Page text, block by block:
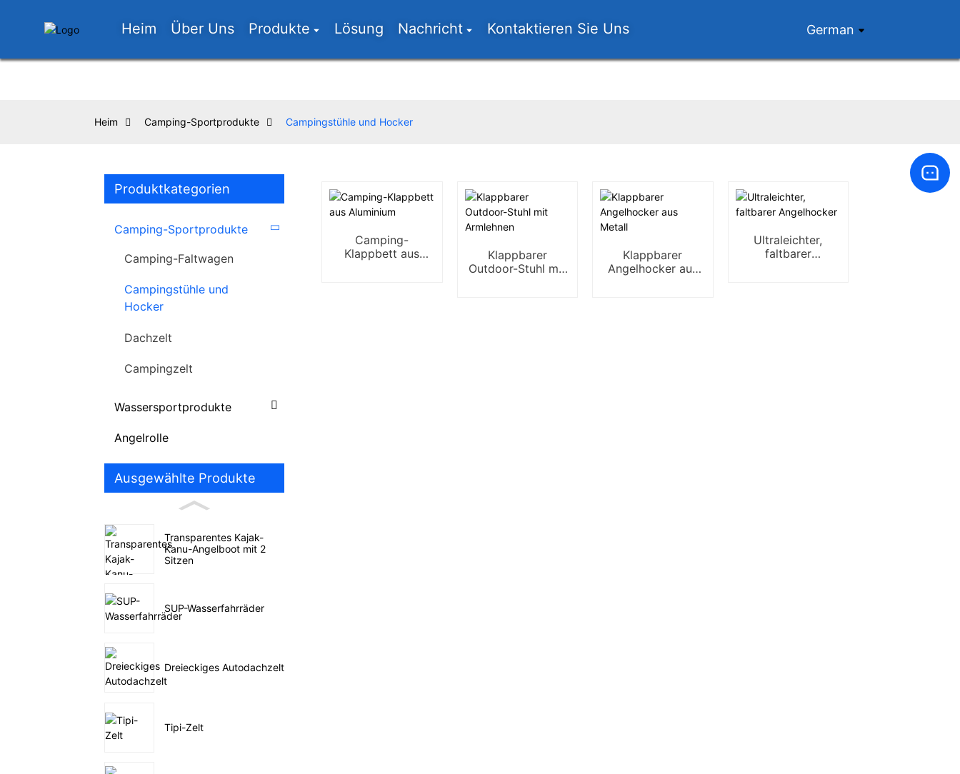
Heim Über Uns Produkte Lösung Nachricht Kontaktieren Sie Uns German
Heim Camping-Sportprodukte Campingstühle und Hocker
Produktkategorien
Camping-Sportprodukte
Camping-Faltwagen
Campingstühle und
Hocker
Dachzelt
Campingzelt
Wassersportprodukte
Angelrolle
Ausgewählte Produkte
Transparentes Kajak-
Kanu-Angelboot mit 2
Sitzen
SUP-Wasserfahrräder
Dreieckiges Autodachzelt
Tipi-Zelt
Camping-
Klappbett aus
Klappbarer
Outdoor-Stuhl mit
Klappbarer
Angelhocker aus
Ultraleichter,
faltbarer